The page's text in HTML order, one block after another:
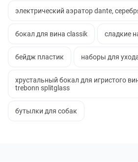
электрический аэратор dante,
бокал для вина classik сладкие
бейдж пластик наборы для
хрустальный бокал для игристого
trebonn splitglass
бутылки для собак